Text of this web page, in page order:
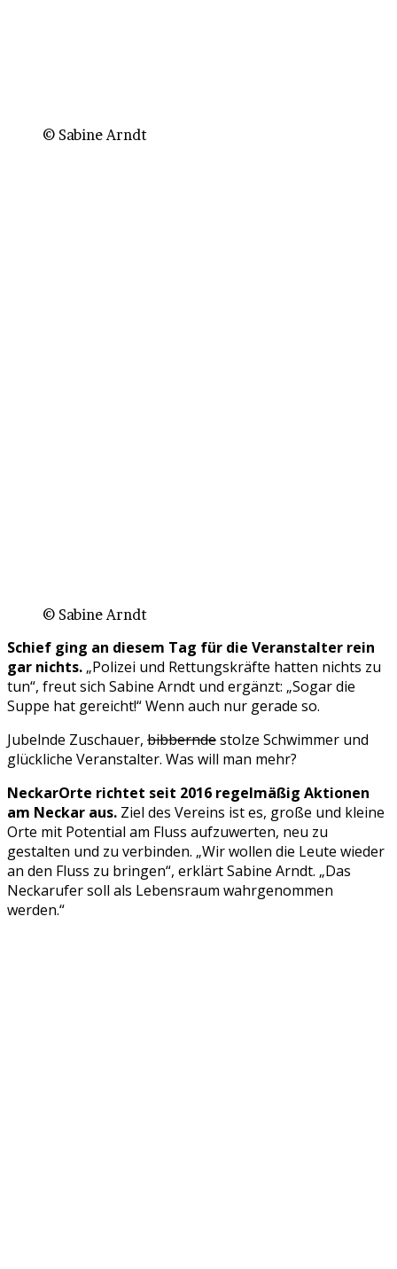
© Sabine Arndt
© Sabine Arndt
Schief ging an diesem Tag für die Veranstalter rein
gar nichts. „Polizei und Rettungskräfte hatten nichts zu
tun“, freut sich Sabine Arndt und ergänzt: „Sogar die
Suppe hat gereicht!“ Wenn auch nur gerade so.
Jubelnde Zuschauer, bibberndestolze Schwimmer und
glückliche Veranstalter. Was will man mehr?
NeckarOrte richtet seit 2016 regelmäßig Aktionen
am Neckar aus. Ziel des Vereins ist es, große und kleine
Orte mit Potential am Fluss aufzuwerten, neu zu
gestalten und zu verbinden. „Wir wollen die Leute wieder
an den Fluss zu bringen“, erklärt Sabine Arndt. „Das
Neckarufer soll als Lebensraum wahrgenommen
werden.“